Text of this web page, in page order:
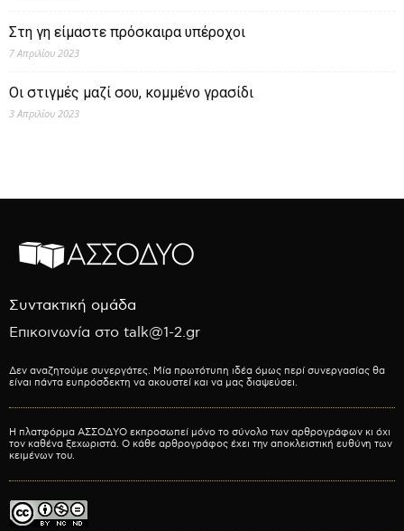
Στη γη είμαστε πρόσκαιρα υπέροχοι
7 Απριλίου 2023
Οι στιγμές μαζί σου, κομμένο γρασίδι
3 Απριλίου 2023
Συντακτική ομάδα
Επικοινωνία στο talk@1-2.gr
Δεν αναζητούμε συνεργάτες. Μία πρωτότυπη ιδέα όμως περί συνεργασίας θα
είναι πάντα ευπρόσδεκτη να ακουστεί και να μας διαψεύσει.
Η πλατφόρμα ΑΣΣΟΔΥΟ εκπροσωπεί μόνο το σύνολο των αρθρογράφων κι όχι
τον καθένα ξεχωριστά. Ο κάθε αρθρογράφος έχει την αποκλειστική ευθύνη των
κειμένων του.